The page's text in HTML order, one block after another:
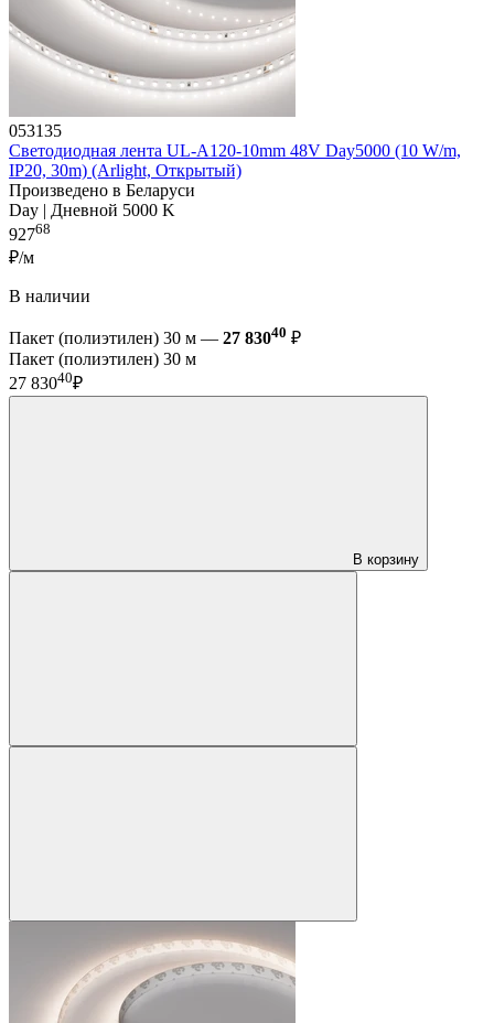
053135
Светодиодная лента UL-A120-10mm 48V Day5000 (10 W/m,
IP20, 30m) (Arlight, Открытый)
Произведено в Беларуси
Day | Дневной 5000 K
92768
₽/м
В наличии
Пакет (полиэтилен) 30 м — 27 83040 ₽
Пакет (полиэтилен) 30 м
27 83040₽
В корзину